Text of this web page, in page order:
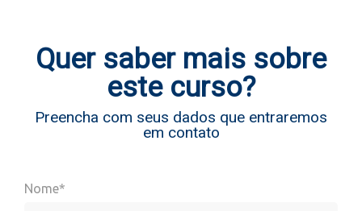
Quer saber mais sobre
este curso?
Preencha com seus dados que entraremos
em contato
Nome*